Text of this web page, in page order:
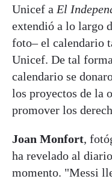
Unicef a El
extendió a lo largo
foto– el calendario
Unicef. De tal
calendario se
los proyectos de la
promover los
Joan Monfort,
ha revelado al
momento. "Messi